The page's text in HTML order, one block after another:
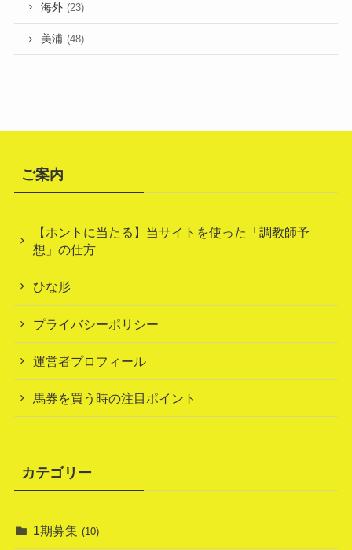
海外 (23)
美浦 (48)
ご案内
【ホントに当たる】当サイトを使った「調教師予
想」の仕方
ひな形
プライバシーポリシー
運営者プロフィール
馬券を買う時の注目ポイント
カテゴリー
1期募集 (10)